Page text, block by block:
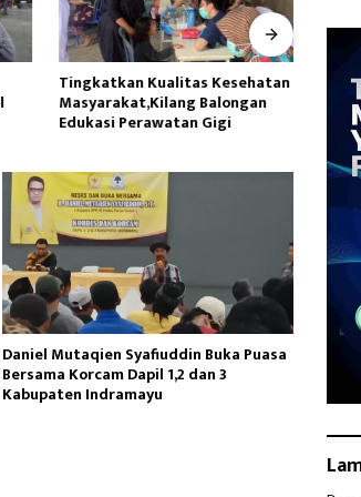
Tingkatkan Kualitas Kesehatan
Masyarakat,Kilang Balongan
Edukasi Perawatan Gigi
Daniel Mutaqien Syafiuddin Buka Puasa
Bersama Korcam Dapil 1,2 dan 3
Kabupaten Indramayu